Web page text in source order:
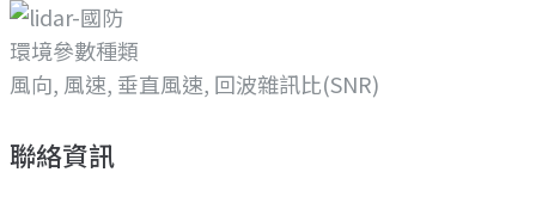
環境參數種類
風向, 風速, 垂直風速, 回波雜訊比(SNR)
聯絡資訊